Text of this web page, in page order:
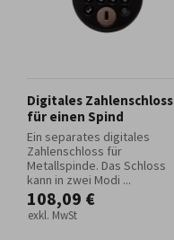
Digitales Zahlenschloss
für einen Spind
Ein separates digitales
Zahlenschloss für
Metallspinde. Das Schloss
kann in zwei Modi ...
108,09 €
exkl. MwSt